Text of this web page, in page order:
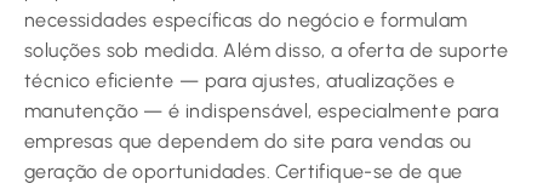
necessidades específicas do negócio e formulam
soluções sob medida. Além disso, a oferta de suporte
técnico eficiente — para ajustes, atualizações e
manutenção — é indispensável, especialmente para
empresas que dependem do site para vendas ou
geração de oportunidades. Certifique-se de que